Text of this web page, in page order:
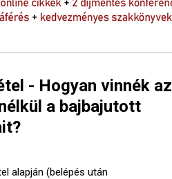
- Hogyan vinnék az
a bajbajutott
alapján (belépés után